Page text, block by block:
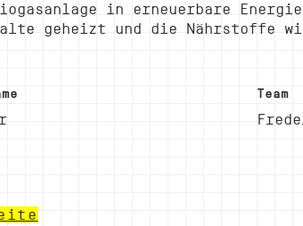
in erneuerbare Energie
geheizt und die Nährstoffe
Team